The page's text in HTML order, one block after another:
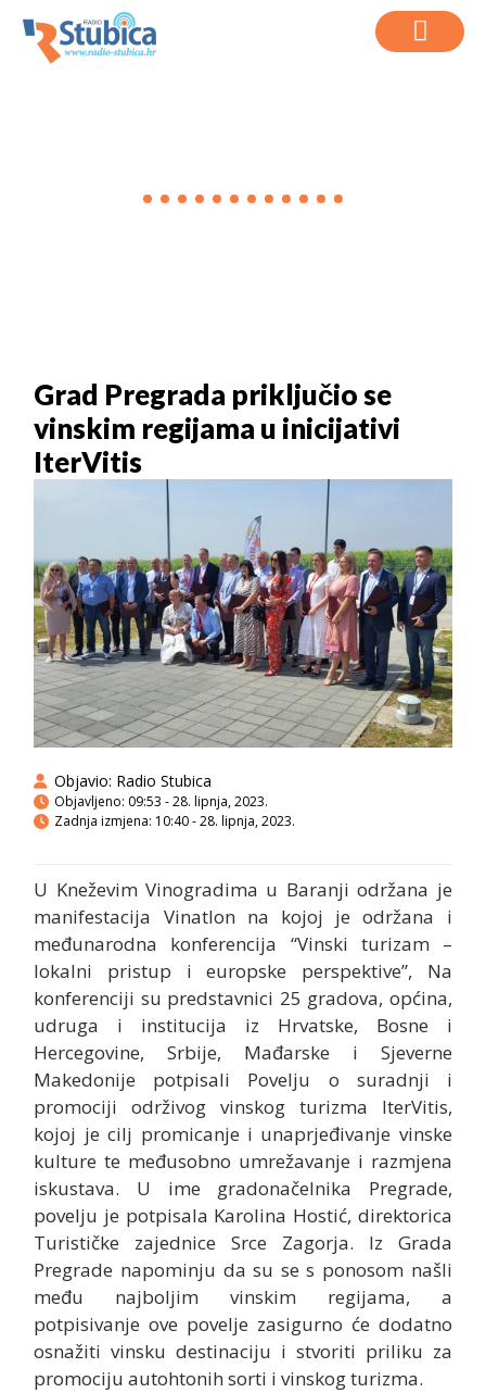
Grad Pregrada priključio se
vinskim regijama u inicijativi
IterVitis
Objavio: Radio Stubica
Objavljeno: 09:53 - 28. lipnja, 2023.
Zadnja izmjena: 10:40 - 28. lipnja, 2023.
U Kneževim Vinogradima u Baranji održana je
manifestacija Vinatlon na kojoj je održana i
međunarodna konferencija “Vinski turizam –
lokalni pristup i europske perspektive”, Na
konferenciji su predstavnici 25 gradova, općina,
udruga i institucija iz Hrvatske, Bosne i
Hercegovine, Srbije, Mađarske i Sjeverne
Makedonije potpisali Povelju o suradnji i
promociji održivog vinskog turizma IterVitis,
kojoj je cilj promicanje i unaprjeđivanje vinske
kulture te međusobno umrežavanje i razmjena
iskustava. U ime gradonačelnika Pregrade,
povelju je potpisala Karolina Hostić, direktorica
Turističke zajednice Srce Zagorja. Iz Grada
Pregrade napominju da su se s ponosom našli
među najboljim vinskim regijama, a
potpisivanje ove povelje zasigurno će dodatno
osnažiti vinsku destinaciju i stvoriti priliku za
promociju autohtonih sorti i vinskog turizma.